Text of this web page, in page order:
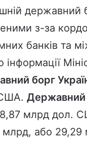
державний
з-за
банків та
інформації
борг
Державний
млрд дол.
млрд, або